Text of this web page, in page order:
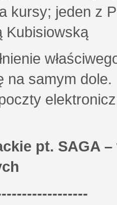
kursy; jeden z
Kubisiowską
na samym
pt. SAGA